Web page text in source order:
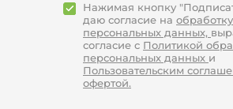
Нажимая кнопку
даю согласие на обработку
персональных данных,
согласие с Политикой
персональных данных и
Пользовательским
офертой.